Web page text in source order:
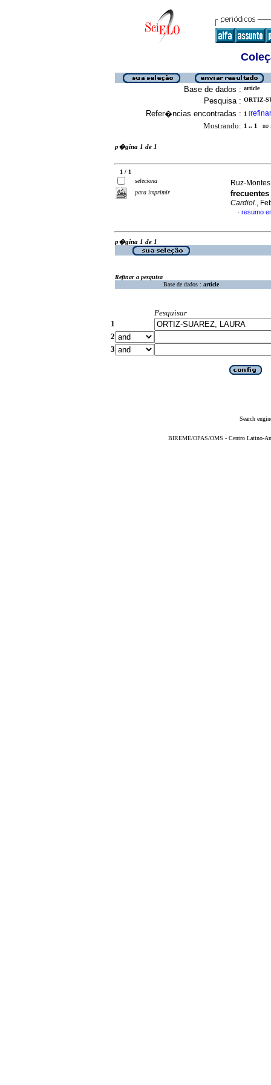
Base de dados : article
Pesquisa : ORTIZ-
Refer�ncias encontradas : 1 [refinar
Mostrando: 1 .. 1 no
p�gina 1 de 1
1 / 1
seleciona
para imprimir
Ruz-
Cardiol.,
· resumo
p�gina 1 de 1
Refinar a pesquisa
Base de dados : article
Pesquisar
1
2
3
Search
BIREME/OPAS/OMS - Centro Latino-